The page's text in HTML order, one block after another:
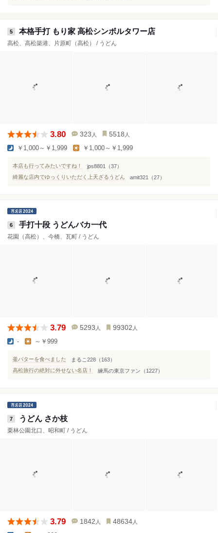
5 本格手打 もり家 高松シンボルタワー店
高松、高松築港、片原町（高松） / うどん
3.80 323 人 5518 人
￥1,000～￥1,999 ￥1,000～￥1,999
本店も行ってみたいですね！
jps8801（37）
綺麗な店内でゆっくりいただく上天ざるうどん
amit321（27）
6 手打十段 うどんバカ一代
花園（高松）、今橋、瓦町 / うどん
3.79 5293 人 99302 人
- ～￥999
釜バターを食べました
まるこ228（163）
高松旅行の絶対に外せない名店！
練馬の東京ファン（1227）
7 うどん さか枝
栗林公園北口、昭和町 / うどん
3.79 1842 人 48634 人